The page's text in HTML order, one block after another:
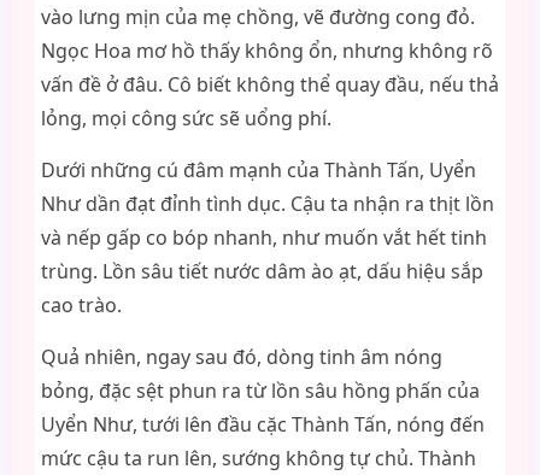
vào lưng mịn của mẹ chồng, vẽ đường cong đỏ.
Ngọc Hoa mơ hồ thấy không ổn, nhưng không rõ
vấn đề ở đâu. Cô biết không thể quay đầu, nếu thả
lỏng, mọi công sức sẽ uổng phí.
Dưới những cú đâm mạnh của Thành Tấn, Uyển
Như dần đạt đỉnh tình dục. Cậu ta nhận ra thịt lồn
và nếp gấp co bóp nhanh, như muốn vắt hết tinh
trùng. Lồn sâu tiết nước dâm ào ạt, dấu hiệu sắp
cao trào.
Quả nhiên, ngay sau đó, dòng tinh âm nóng
bỏng, đặc sệt phun ra từ lồn sâu hồng phấn của
Uyển Như, tưới lên đầu cặc Thành Tấn, nóng đến
mức cậu ta run lên, sướng không tự chủ. Thành